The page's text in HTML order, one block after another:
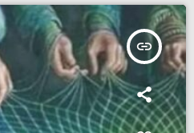
insert_link